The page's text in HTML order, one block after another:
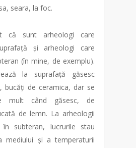
seara, la foc.
că sunt arheologi care
și arheologi care
(în mine, de exemplu).
la suprafață găsesc
bucăți de ceramica, dar se
mult când găsesc, de
de lemn. La arheologii
în subteran, lucrurile stau
mediului și a temperaturii